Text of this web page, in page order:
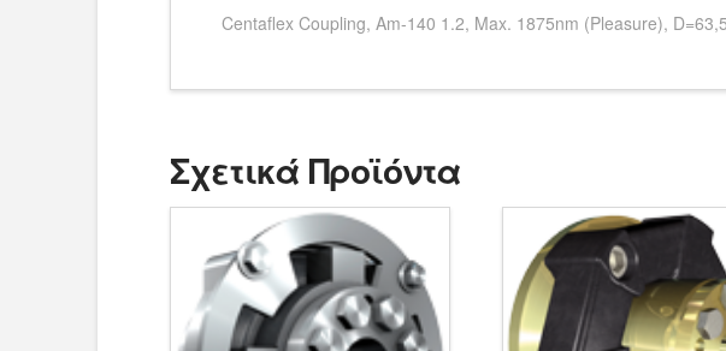
Centaflex Coupling, Am-140 1.2, Max. 1875nm (Pleasure),
Σχετικά Προϊόντα